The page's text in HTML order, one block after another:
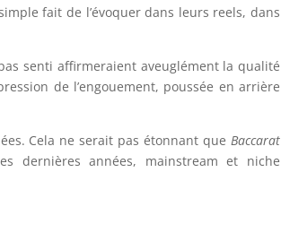
fait de l’évoquer dans leurs reels, dans
senti affirmeraient aveuglément la qualité
de l’engouement, poussée en arrière
Cela ne serait pas étonnant que Baccarat
dernières années, mainstream et niche